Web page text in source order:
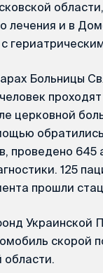
лечения и в
Больницы
церковной
проведено 645
125
прошли
Украинской
скорой